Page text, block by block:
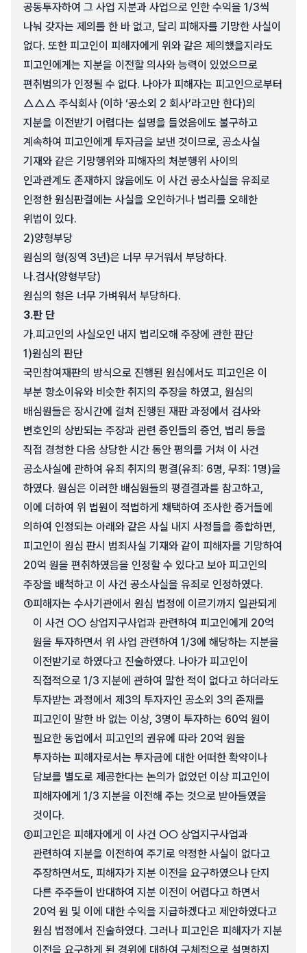
공동투자하여 그 사업 지분과 사업으로 인한 수익을 1/3씩
나눠 갖자는 제의를 한 바 없고, 달리 피해자를 기망한 사실이
없다. 또한 피고인이 피해자에게 위와 같은 제의했을지라도
피고인에게는 지분을 이전할 의사와 능력이 있었으므로
편취범의가 인정될 수 없다. 나아가 피해자는 피고인으로부터
△△△ 주식회사 (이하 ‘공소외 2 회사’라고만 한다)의
지분을 이전받기 어렵다는 설명을 들었음에도 불구하고
계속하여 피고인에게 투자금을 보낸 것이므로, 공소사실
기재와 같은 기망행위와 피해자의 처분행위 사이의
인과관계도 존재하지 않음에도 이 사건 공소사실을 유죄로
인정한 원심판결에는 사실을 오인하거나 법리를 오해한
위법이 있다.
2)양형부당
원심의 형(징역 3년)은 너무 무거워서 부당하다.
나.검사(양형부당)
원심의 형은 너무 가벼워서 부당하다.
3.판 단
가.피고인의 사실오인 내지 법리오해 주장에 관한 판단
1)원심의 판단
국민참여재판의 방식으로 진행된 원심에서도 피고인은 이
부분 항소이유와 비슷한 취지의 주장을 하였고, 원심의
배심원들은 장시간에 걸쳐 진행된 재판 과정에서 검사와
변호인의 상반되는 주장과 관련 증인들의 증언, 법리 등을
직접 경청한 다음 상당한 시간 동안 평의를 거쳐 이 사건
공소사실에 관하여 유죄 취지의 평결(유죄: 6명, 무죄: 1명)을
하였다. 원심은 이러한 배심원들의 평결결과를 참고하고,
이에 더하여 위 법원이 적법하게 채택하여 조사한 증거들에
의하여 인정되는 아래와 같은 사실 내지 사정들을 종합하면,
피고인이 원심 판시 범죄사실 기재와 같이 피해자를 기망하여
20억 원을 편취하였음을 인정할 수 있다고 보아 피고인의
주장을 배척하고 이 사건 공소사실을 유죄로 인정하였다.
①피해자는 수사기관에서 원심 법정에 이르기까지 일관되게
이 사건 ○○ 상업지구사업과 관련하여 피고인에게 20억
원을 투자하면서 위 사업 관련하여 1/3에 해당하는 지분을
이전받기로 하였다고 진술하였다. 나아가 피고인이
직접적으로 1/3 지분에 관하여 말한 적이 없다고 하더라도
투자받는 과정에서 제3의 투자자인 공소외 3의 존재를
피고인이 말한 바 없는 이상, 3명이 투자하는 60억 원이
필요한 동업에서 피고인의 권유에 따라 20억 원을
투자하는 피해자로서는 투자금에 대한 어떠한 확약이나
담보를 별도로 제공한다는 논의가 없었던 이상 피고인이
피해자에게 1/3 지분을 이전해 주는 것으로 받아들였을
것이다.
②피고인은 피해자에게 이 사건 ○○ 상업지구사업과
관련하여 지분을 이전하여 주기로 약정한 사실이 없다고
주장하면서도, 피해자가 지분 이전을 요구하였으나 단지
다른 주주들이 반대하여 지분 이전이 어렵다고 하면서
20억 원 및 이에 대한 수익을 지급하겠다고 제안하였다고
원심 법정에서 진술하였다. 그러나 피고인은 피해자가 지분
이전을 요구하게 된 경위에 대하여 구체적으로 설명하지